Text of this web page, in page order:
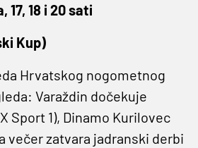
18 i 20 sati
Kup)
Hrvatskog nogometnog
Varaždin dočekuje
Sport 1), Dinamo Kurilovec
večer zatvara jadranski derbi